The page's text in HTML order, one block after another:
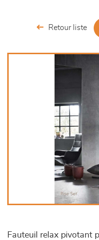
Retour liste
Fauteuil relax pivotant